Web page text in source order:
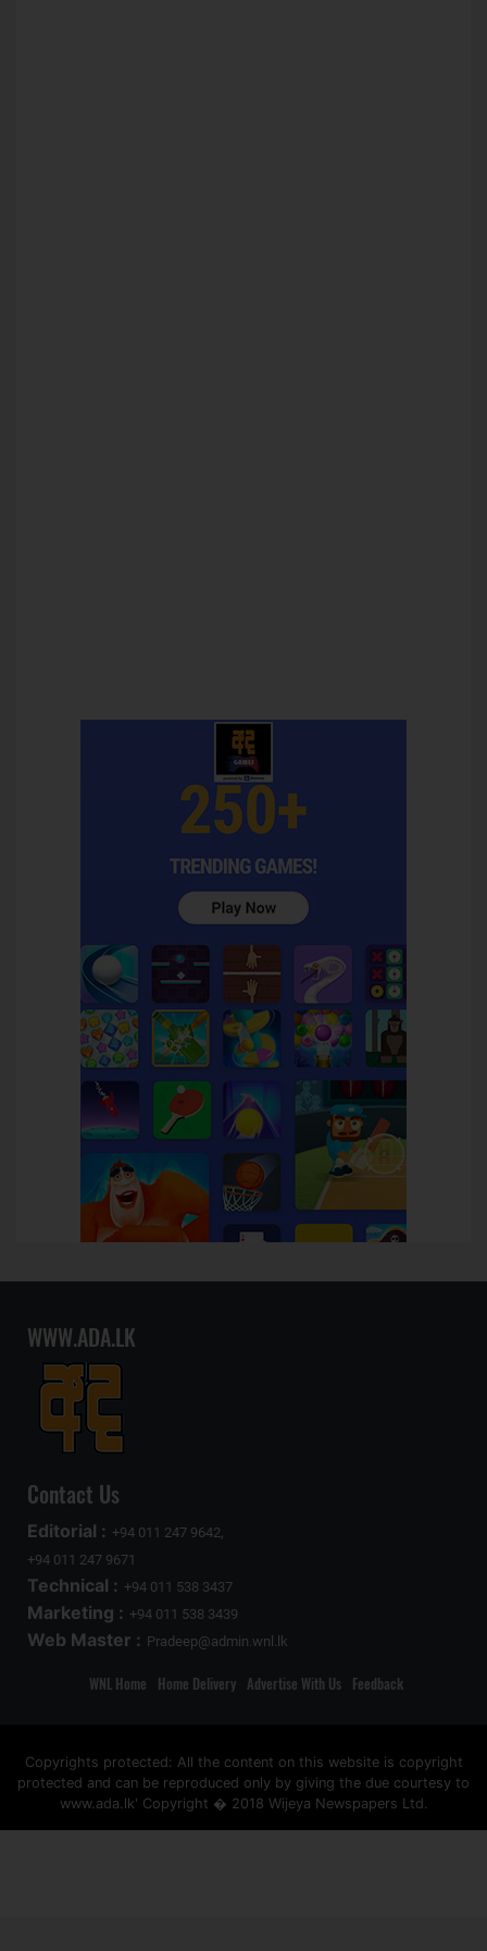
WWW.ADA.LK
Contact Us
Editorial : +94 011 247 9642,
+94 011 247 9671
Technical : +94 011 538 3437
Marketing : +94 011 538 3439
Web Master : Pradeep@admin.wnl.lk
WNL Home Home Delivery Advertise With Us Feedback
Copyrights protected: All the content on this website is copyright
protected and can be reproduced only by giving the due courtesy to
www.ada.lk' Copyright � 2018 Wijeya Newspapers Ltd.